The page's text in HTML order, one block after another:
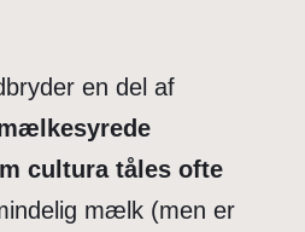
en del af
cultura tåles ofte
mælk (men er